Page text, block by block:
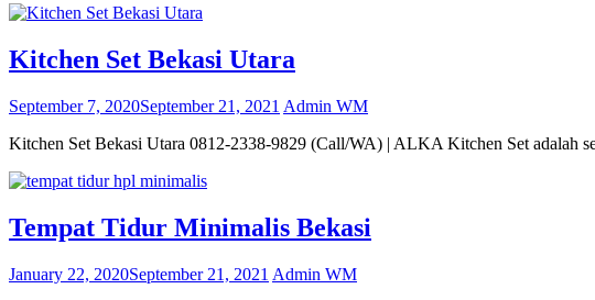
Kitchen Set Bekasi Utara
September 7, 2020September 21, 2021 Admin WM
Kitchen Set Bekasi Utara 0812-2338-9829 (Call/WA) | ALKA Kitchen Set adalah
Tempat Tidur Minimalis Bekasi
January 22, 2020September 21, 2021 Admin WM